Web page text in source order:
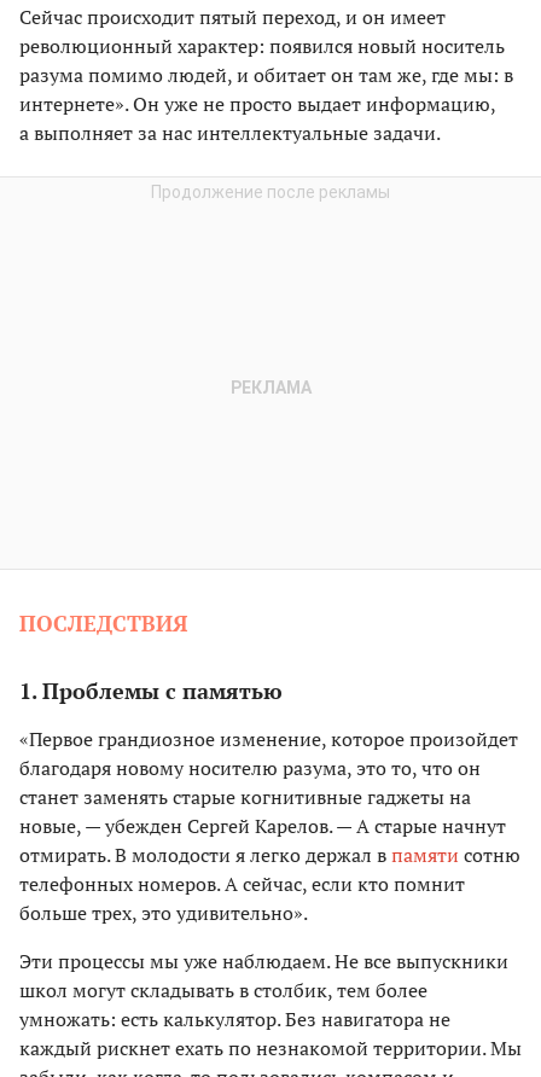
Сейчас происходит пятый переход, и он имеет
революционный характер: появился новый носитель
разума помимо людей, и обитает он там же, где мы: в
интернете». Он уже не просто выдает информацию,
а выполняет за нас интеллектуальные задачи.
ПОСЛЕДСТВИЯ
1. Проблемы с памятью
«Первое грандиозное изменение, которое произойдет
благодаря новому носителю разума, это то, что он
станет заменять старые когнитивные гаджеты на
новые, — убежден Сергей Карелов. — А старые начнут
отмирать. В молодости я легко держал впамяти сотню
телефонных номеров. А сейчас, если кто помнит
больше трех, это удивительно».
Эти процессы мы уже наблюдаем. Не все выпускники
школ могут складывать в столбик, тем более
умножать: есть калькулятор. Без навигатора не
каждый рискнет ехать по незнакомой территории. Мы